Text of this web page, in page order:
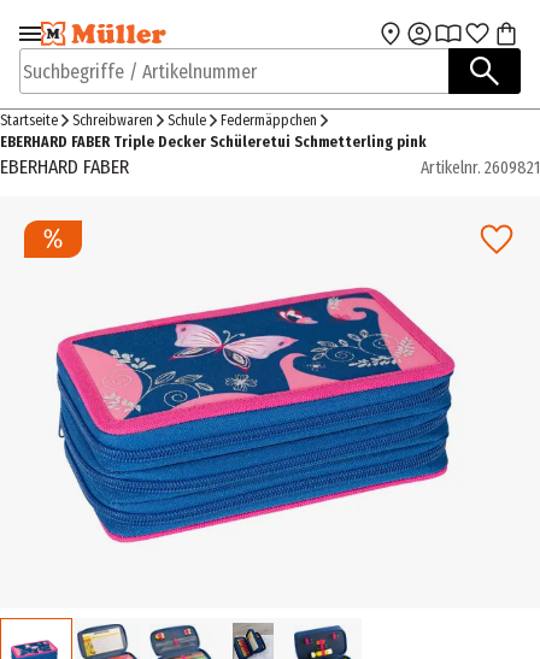
Zur Navigation
springen
Zum Hauptinhalt
Suchbegriffe / Artikelnummer
Startseite Schreibwaren Schule
Federmäppchen
EBERHARD FABER Triple Decker Schüleretui Schmetterling pink
EBERHARD FABER Artikelnr. 2609821